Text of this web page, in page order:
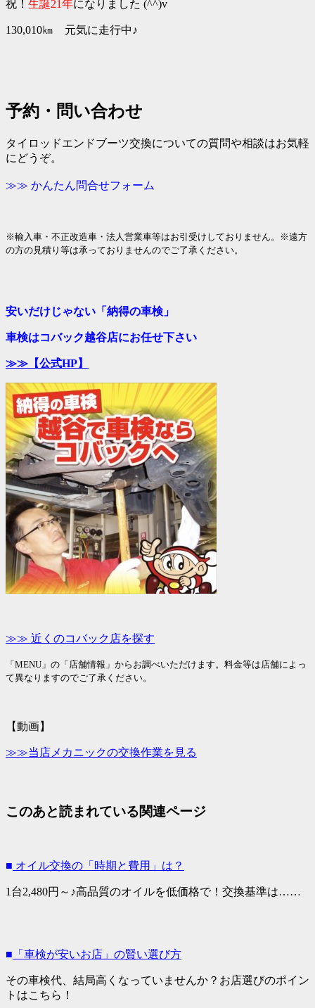
祝！ 生誕21年になりました (^^)v
130,010㎞ 元気に走行中♪
予約・問い合わせ
タイロッドエンドブーツ交換についての質問や相談はお気軽
にどうぞ。
≫≫ かんたん問合せフォーム
※輸入車・不正改造車・法人営業車等はお引受けしておりません。※遠方
の方の見積り等は承っておりませんのでご了承ください。
安いだけじゃない「納得の車検」
車検はコバック越谷店にお任せ下さい
≫≫ 【公式HP】
≫≫ 近くのコバック店を探す
「MENU」の「店舗情報」からお調べいただけます。料金等は店舗によっ
て異なりますのでご了承ください。
【動画】
≫≫当店メカニックの交換作業を見る
このあと読まれている関連ページ
■ オイル交換の「時期と費用」は？
1台2,480円～♪高品質のオイルを低価格で！交換基準は……
■ 「車検が安いお店」の賢い選び方
その車検代、結局高くなっていませんか？お店選びのポイン
トはこちら！